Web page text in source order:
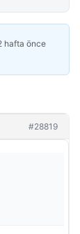
hafta önce
#28819